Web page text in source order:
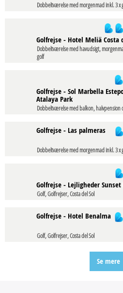
Dobbeltværelse med morgenmad inkl. 3 x
Golfrejse - Hotel Meliä Costa
Dobbeltværelse med havudsigt,
golf
Golfrejse - Sol Marbella
Atalaya Park
Dobbeltværelse med balkon, halvpension
Golfrejse - Las palmeras
Dobbeltværelse med morgenmad inkl. 3 x
Golfrejse - Lejligheder Sunset
Golf, Golfrejser, Costa del Sol
Golfrejse - Hotel Benalma
Golf, Golfrejser, Costa del Sol
Se mere